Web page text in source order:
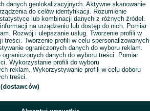
danych geolokalizacyjnych. Aktywne skanowanie
do celów identyfikacji. Rozumienie
lub kombinacji danych z różnych źródeł.
na urządzeniu lub dostęp do nich. Pomiar
Rozwój i ulepszanie usług. Tworzenie profili w
treści. Tworzenie profili w celu spersonalizowanych
ograniczonych danych do wyboru reklam.
danych do wyboru treści. Pomiar
Wykorzystanie profili do wyboru
reklam. Wykorzystywanie profili w celu doboru
treści.